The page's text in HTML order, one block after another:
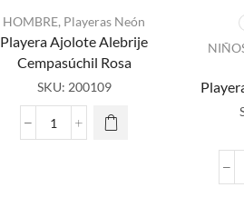
HOMBRE, Playeras Neón
Playera Ajolote Alebrije
Cempasúchil Rosa
SKU: 200109
Playera